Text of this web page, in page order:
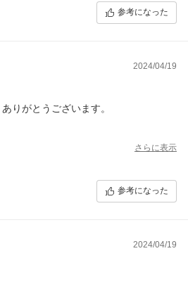
参考になった
2024/04/19
りがとうございます。
さらに表示
参考になった
2024/04/19